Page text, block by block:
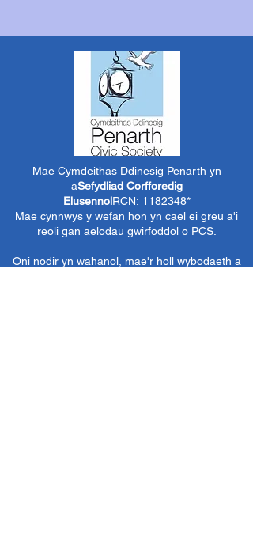
Mae Cymdeithas Ddinesig Penarth yn
aSefydliad Corfforedig
ElusennolRCN: 1182348*
Mae cynnwys y wefan hon yn cael ei greu a'i
reoli gan aelodau gwirfoddol o PCS.
Oni nodir yn wahanol, mae'r holl wybodaeth a